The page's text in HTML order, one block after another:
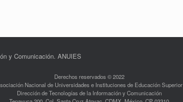
y Comunicación. ANUIES
Derechos reservados © 2022
Nacional de Universidades e Instituciones de Educación Superior
Dirección de Tecnologías de la Información y Comunicación